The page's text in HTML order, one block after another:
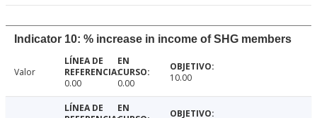
Indicator 10: % increase in income of SHG members
Valor
0.00
0.00 10.00